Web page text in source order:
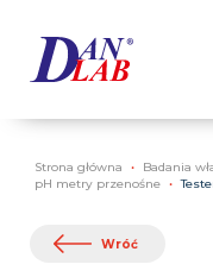
Strona główna Badania
pH metry przenośne
Wróć